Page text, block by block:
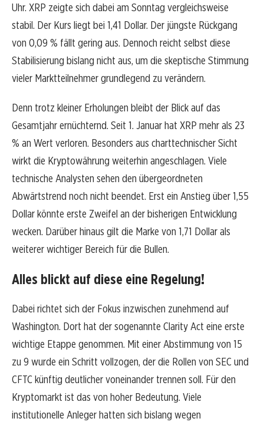
Uhr. XRP zeigte sich dabei am Sonntag vergleichsweise
stabil. Der Kurs liegt bei 1,41 Dollar. Der jüngste Rückgang
von 0,09 % fällt gering aus. Dennoch reicht selbst diese
Stabilisierung bislang nicht aus, um die skeptische Stimmung
vieler Marktteilnehmer grundlegend zu verändern.
Denn trotz kleiner Erholungen bleibt der Blick auf das
Gesamtjahr ernüchternd. Seit 1. Januar hat XRP mehr als 23
% an Wert verloren. Besonders aus charttechnischer Sicht
wirkt die Kryptowährung weiterhin angeschlagen. Viele
technische Analysten sehen den übergeordneten
Abwärtstrend noch nicht beendet. Erst ein Anstieg über 1,55
Dollar könnte erste Zweifel an der bisherigen Entwicklung
wecken. Darüber hinaus gilt die Marke von 1,71 Dollar als
weiterer wichtiger Bereich für die Bullen.
Alles blickt auf diese eine Regelung!
Dabei richtet sich der Fokus inzwischen zunehmend auf
Washington. Dort hat der sogenannte Clarity Act eine erste
wichtige Etappe genommen. Mit einer Abstimmung von 15
zu 9 wurde ein Schritt vollzogen, der die Rollen von SEC und
CFTC künftig deutlicher voneinander trennen soll. Für den
Kryptomarkt ist das von hoher Bedeutung. Viele
institutionelle Anleger hatten sich bislang wegen